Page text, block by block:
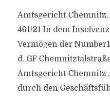
Amtsgericht Chemnitz,
461/21 In dem
Vermögen der
d. GF
Amtsgericht Chemnitz
durch den